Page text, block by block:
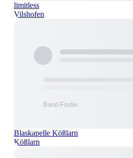
limitless
Vilshofen
Blaskapelle Kößlarn
Kößlarn